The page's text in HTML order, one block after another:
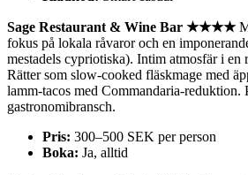
Sage Restaurant & Wine Bar ★★★★
fokus på lokala råvaror och en
mestadels cypriotiska). Intim atmosfär i en
Rätter som slow-cooked fläskmage med
lamm-tacos med Commandaria-reduktion.
gastronomibransch.
Pris: 300–500 SEK per person
Boka: Ja, alltid